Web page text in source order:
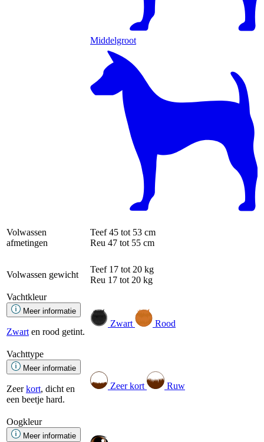
Middelgroot
Volwassen
afmetingen
Teef 45 tot 53 cm
Reu 47 tot 55 cm
Volwassen gewicht
Teef 17 tot 20 kg
Reu 17 tot 20 kg
Vachtkleur
Meer informatie
Zwart en rood getint.
Zwart Rood
Vachttype
Meer informatie
Zeerkort, dicht en
een beetje hard.
Zeer kort Ruw
Oogkleur
Meer informatie